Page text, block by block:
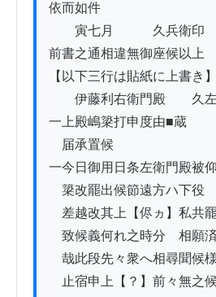
依而如件
寅七月　　　久兵衛印
前書之通相違無御座候以上
【以下三行は貼紙に上書き】
伊藤利右衛門殿　　久左
一上殿嶋簗打申度由■蔵
届承置候
一今日御用日条左衛門殿被
簗改罷出候節遠方ハ下役
差越改其上【侭ヵ】私共
致候義何れ之時分ゟ相願
哉此段先々衆へ相尋聞候
止宿申上【？】前々無之